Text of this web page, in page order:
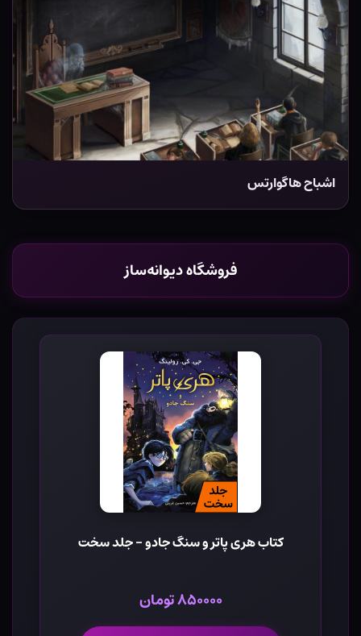
اشباح هاگوارتس
فروشگاه دیوانه‌ساز
کتاب هری پاتر و سنگ جادو - جلد سخت
۸۵۰۰۰۰ تومان